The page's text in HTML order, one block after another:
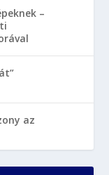
–
az